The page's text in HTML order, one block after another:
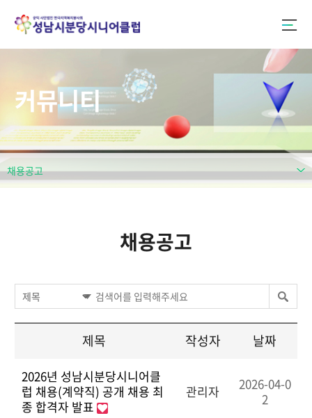
커뮤니티
채용공고
채용공고
제목 작성자 날짜
2026년 성남시분당시니어클
럽 채용(계약직) 공개 채용 최
종 합격자 발표
관리자
2026-04-0
2